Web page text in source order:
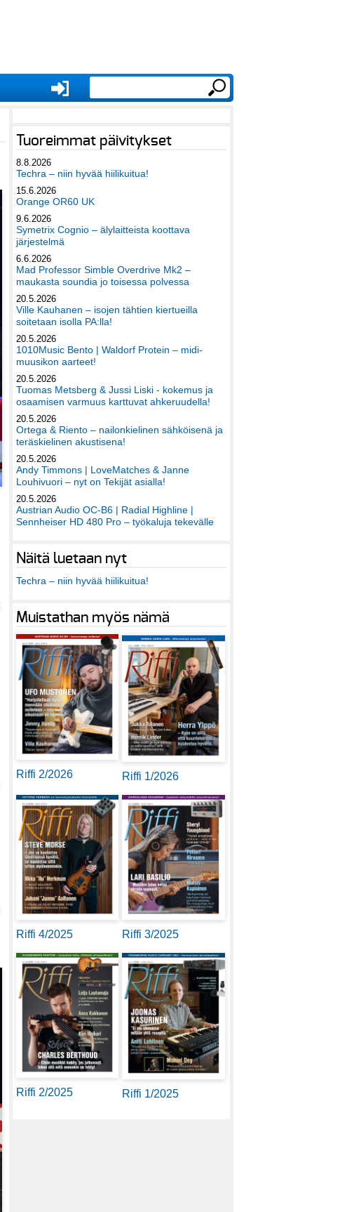
Tuoreimmat päivitykset
8.8.2026
Techra – niin hyvää hiilikuitua!
15.6.2026
Orange OR60 UK
9.6.2026
Symetrix Cognio – älylaitteista koottava
järjestelmä
6.6.2026
Mad Professor Simble Overdrive Mk2 –
maukasta soundia jo toisessa polvessa
20.5.2026
Ville Kauhanen – isojen tähtien kiertueilla
soitetaan isolla PA:lla!
20.5.2026
1010Music Bento | Waldorf Protein – midi-
muusikon aarteet!
20.5.2026
Tuomas Metsberg & Jussi Liski - kokemus ja
osaamisen varmuus karttuvat ahkeruudella!
20.5.2026
Ortega & Riento – nailonkielinen sähköisenä ja
teräskielinen akustisena!
20.5.2026
Andy Timmons | LoveMatches & Janne
Louhivuori – nyt on Tekijät asialla!
20.5.2026
Austrian Audio OC-B6 | Radial Highline |
Sennheiser HD 480 Pro – työkaluja tekevälle
Näitä luetaan nyt
Techra – niin hyvää hiilikuitua!
Muistathan myös nämä
Riffi 2/2026 Riffi 1/2026
Riffi 4/2025 Riffi 3/2025
Riffi 2/2025 Riffi 1/2025